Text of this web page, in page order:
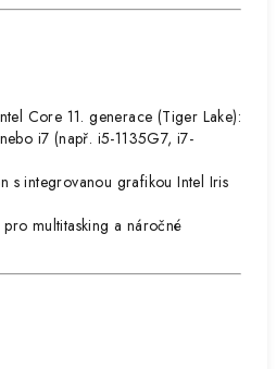
Core 11. generace (Tiger Lake):
i7 (např. i5-1135G7, i7-
s integrovanou grafikou Intel Iris
multitasking a náročné